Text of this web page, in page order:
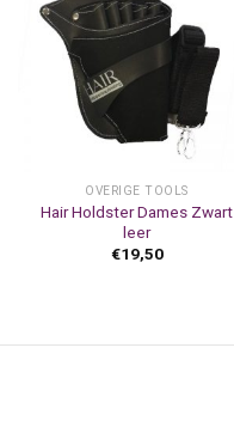
OVERIGE TOOLS
Hair Holdster Dames Zwart
leer
€19,50